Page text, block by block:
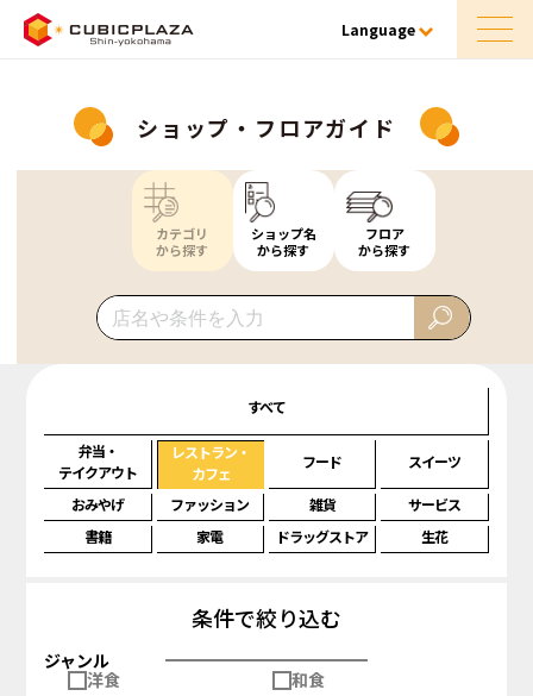
Language
ショップ・フロアガイド
カテゴリ
から探す
ショップ名
から探す
フロア
から探す
すべて
弁当・
テイクアウト
レストラン・
カフェ
フード スイーツ
おみやげ ファッション 雑貨
サービス
書籍
家電 ドラッグストア 生花
条件で絞り込む
ジャンル
洋食
和食